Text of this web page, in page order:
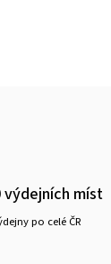
výdejních míst
po celé ČR